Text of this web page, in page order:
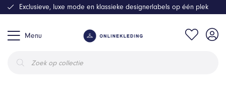
Menu
zoeken
Exclusieve, luxe mode en klassieke designerlabels op één plek